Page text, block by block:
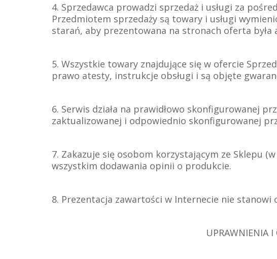
4. Sprzedawca prowadzi sprzedaż i usługi za
Przedmiotem sprzedaży są towary i usługi
starań, aby prezentowana na stronach oferta była
5. Wszystkie towary znajdujące się w ofercie
prawo atesty, instrukcje obsługi i są objęte
6. Serwis działa na prawidłowo skonfigurowanej
zaktualizowanej i odpowiednio skonfigurowanej
7. Zakazuje się osobom korzystającym ze Sklepu
wszystkim dodawania opinii o produkcie.
8. Prezentacja zawartości w Internecie nie
UPRAWNIENIA